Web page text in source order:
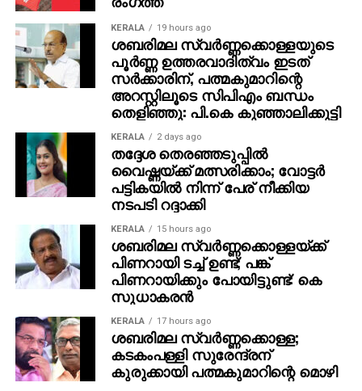
വിവാദത്തെ അഭിസംബോധന ചെയ്തുകൊണ്ട്, മിസ്
യൂണിവേഴ്‌സ് പ്രസിഡന്റ് റൗള്‍ റോച്ച, 74-ാമത് മിസ്
യൂണിവേഴ്‌സ് മത്സരത്തിന്റെ ഭാവി പരിപാടികളില്‍
ഇറ്റ്‌സരഗ്രിസിലിന്റെ പങ്കാളിത്തം നിയന്ത്രിച്ചു,
‘സ്ത്രീകളുടെ ബഹുമാനത്തിന്റെയും അന്തസ്സിന്റെയും
മൂല്യങ്ങള്‍ ലംഘിക്കാന്‍ താന്‍ അനുവദിക്കില്ലെന്ന്’
പറഞ്ഞു.
ഏറ്റുമുട്ടലിന് ഒരു ദിവസത്തിനുശേഷം,
കണ്ണീരോടെയുള്ള പത്രസമ്മേളനത്തില്‍
ഇറ്റ്‌സരഗ്രിസില്‍ ക്ഷമാപണം നടത്തി.
‘ഈ പ്രശ്‌നം എന്നെ ഈ നിലയിലേക്ക് വലിച്ചിഴച്ചു.
ഞാന്‍ മനസ്സിലാക്കുന്നു, ഞാന്‍ ക്ഷമ ചോദിക്കുന്നു,’
അദ്ദേഹം കൂട്ടിച്ചേര്‍ത്തു. ‘ഞാന്‍ ഒരു മനുഷ്യനാണ്,
അങ്ങനെയൊന്നും ചെയ്യാന്‍ ഞാന്‍ ആഗ്രഹിച്ചില്ല.’
ആതിര. ഭര്‍ത്താവ്: വിഷ്ണു. സഹോദരങ്ങള്‍: അഭിലാഷ്,
അനു.
KERALA 19 hours ago
ശബരിമല സ്വര്‍ണ്ണക്കൊള്ളയുടെ
പൂര്‍ണ്ണ ഉത്തരവാദിത്വം ഇടത്
സര്‍ക്കാരിന്, പത്മകുമാറിന്റെ
അറസ്റ്റിലൂടെ സിപിഎം ബന്ധം
തെളിഞ്ഞു: പി.കെ കുഞ്ഞാലിക്കുട്ടി
KERALA 2 days ago
തദ്ദേശ തെരഞ്ഞടുപ്പില്‍
വൈഷ്ണയ്ക്ക് മത്സരിക്കാം; വോട്ടര്‍
പട്ടികയില്‍ നിന്ന് പേര് നീക്കിയ
നടപടി റദ്ദാക്കി
KERALA 15 hours ago
ശബരിമല സ്വര്‍ണ്ണക്കൊള്ളയ്ക്ക്
പിണറായി ടച്ച് ഉണ്ട്; പങ്ക്
പിണറായിക്കും പോയിട്ടുണ്ട്: കെ
സുധാകരന്‍
KERALA 17 hours ago
ശബരിമല സ്വര്‍ണ്ണക്കൊള്ള;
കടകംപള്ളി സുരേന്ദ്രന്
കുരുക്കായി പത്മകുമാറിന്റെ മൊഴി